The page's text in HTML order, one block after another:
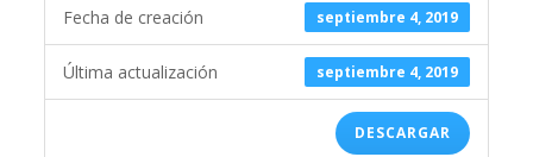
septiembre 4, 2019
Fecha de creación
septiembre 4, 2019
Última actualización
DESCARGAR